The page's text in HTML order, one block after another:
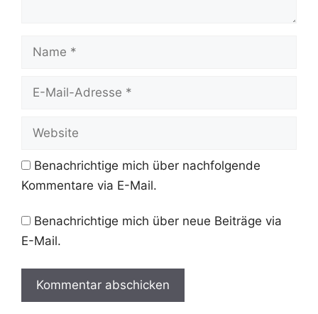
Mail-
Benachrichtige mich über nachfolgende
Kommentare via E-Mail.
Benachrichtige mich über neue Beiträge via
E-Mail.